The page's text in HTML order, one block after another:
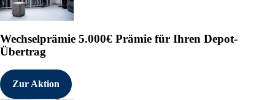
Wechselprämie 5.000€ Prämie für Ihren Depot-
Übertrag
Zur Aktion